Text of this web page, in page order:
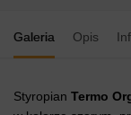
Galeria Opis
Styropian Termo